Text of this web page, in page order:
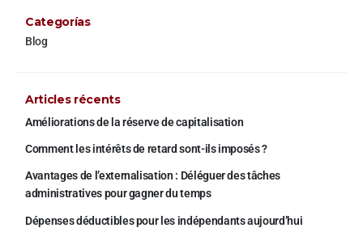
Categorías
Blog
Articles récents
Améliorations de la réserve de capitalisation
Comment les intérêts de retard sont-ils imposés ?
Avantages de l’externalisation : Déléguer des tâches
administratives pour gagner du temps
Dépenses déductibles pour les indépendants aujourd’hui